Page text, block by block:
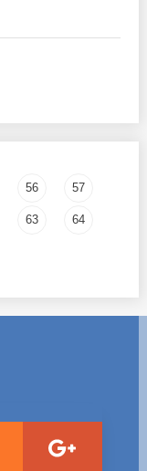
56 57
63 64